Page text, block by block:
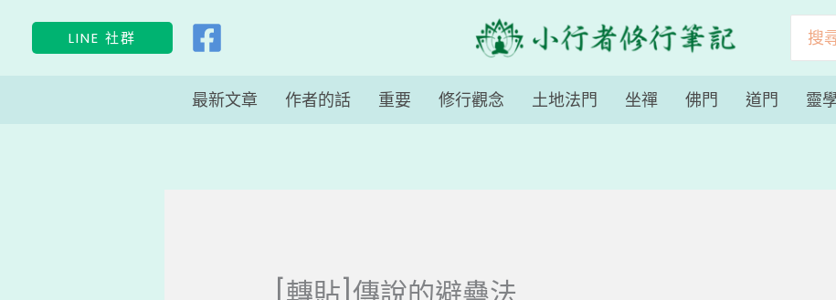
LINE 社群
尋：
最新文章 作者的話 重要 修行觀念 土地法門 坐禪 佛門 道門 靈